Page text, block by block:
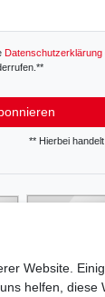
Daten­schutz­erklärung
** Hierbei
Website.
helfen, diese